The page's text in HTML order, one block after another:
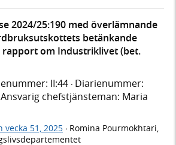
2024/25:190 med överlämnande
betänkande
rapport om Industriklivet (bet.
II:44 · Diarienummer:
Ansvarig chefstjänsteman: Maria
vecka 51, 2025 · Romina Pourmokhtari,